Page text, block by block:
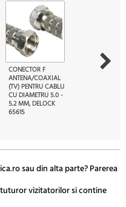
CONECTOR F
ANTENA/COAXIAL
(TV) PENTRU CABLU
CU DIAMETRU 5.0 -
5.2 MM, DELOCK
65615
sau din alta parte? Parerea
vizitatorilor si contine